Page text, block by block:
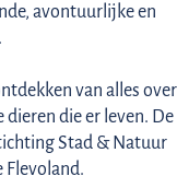
avontuurlijke en
van alles over
die er leven. De
Stad & Natuur
Flevoland.